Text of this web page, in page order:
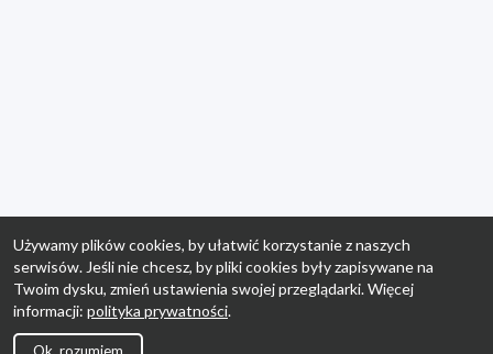
Używamy plików cookies, by ułatwić korzystanie z naszych
serwisów. Jeśli nie chcesz, by pliki cookies były zapisywane na
Twoim dysku, zmień ustawienia swojej przeglądarki. Więcej
informacji: polityka prywatności.